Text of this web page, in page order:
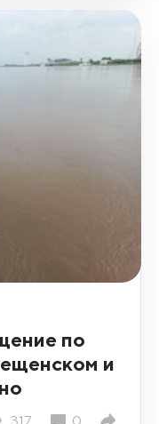
по
и